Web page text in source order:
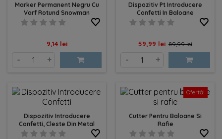
Marker Permanent Negru Cu
Varf Rotund Snowman
Pret
9,14 lei
- +
Dispozitiv Pt Introducere
Confetti In Baloane
Pret
59,99 lei Pret
baza
89,99 lei
- +
Dispozitiv Introducere
Confetti, Cleste Din Metal
Ofertă!
Cutter Pentru Baloane Si
Rafie